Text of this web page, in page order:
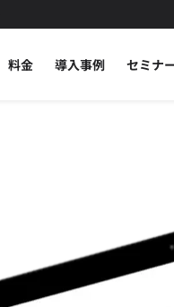
料金 導入事例 セミナ